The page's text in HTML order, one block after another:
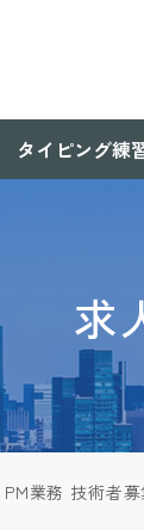
タイピング練
求
PM業務 技術者